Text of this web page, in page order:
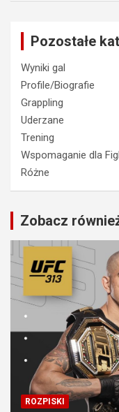
Pozostałe
Wyniki gal
Profile/Biografie
Grappling
Uderzane
Trening
Wspomaganie dla
Różne
Zobacz
ROZPISKI